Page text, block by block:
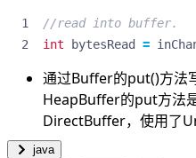
//read into buffer.
int
bytesRead =
通过Buffer的put()方法
HeapBuffer的put方法
DirectBuffer，使用了
java